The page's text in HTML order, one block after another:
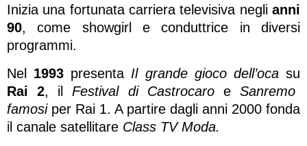
Inizia una fortunata carriera televisiva negli anni
90, come showgirl e conduttrice in diversi
programmi.
Nel 1993 presenta Il grande gioco dell’ocasu
Rai 2, ilFestival di Castrocaroe Sanremo
famosiper Rai 1. A partire dagli anni 2000 fonda
il canale satellitare Class TV Moda.